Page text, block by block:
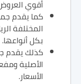
أقوي
كما يقدم
المختلفة
بكل أنواعها.
كذلك يقدم
الأصلية
الأسعار.